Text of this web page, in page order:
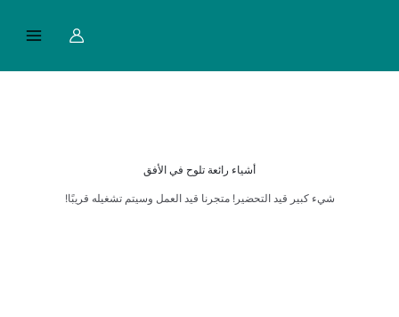
Menu
أشياء رائعة تلوح في الأفق
شيء كبير قيد التحضير! متجرنا قيد العمل وسيتم تشغيله قريبًا!